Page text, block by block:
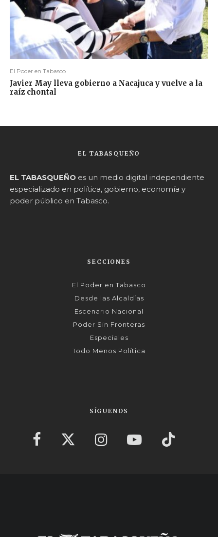
El Poder en Tabasco
Javier May lleva gobierno a Nacajuca y vuelve a la
raíz chontal
EL TABASQUEÑO
EL TABASQUEÑO es un medio digital independiente
especializado en política, gobierno, economía y
poder público en Tabasco.
SECCIONES
El Poder en Tabasco
Desde las Alcaldías
Escenario Nacional
Poder Sin Fronteras
Especiales
Todo Menos Política
SÍGUENOS